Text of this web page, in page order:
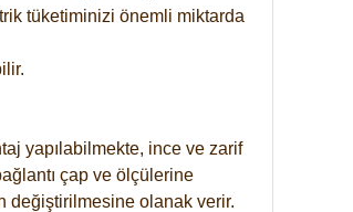
tüketiminizi önemli miktarda
yapılabilmekte, ince ve zarif
çap ve ölçülerine
değiştirilmesine olanak verir.